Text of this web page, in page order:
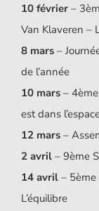
10 février–
Van Klaveren –
8 mars–
de l’année
10 mars– 4ème
est dans
12 mars–
2 avril– 9ème
14 avril– 5ème
L’équilibre